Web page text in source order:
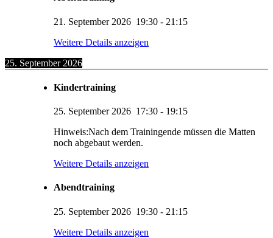
21. September 2026 19:30 - 21:15
Weitere Details anzeigen
25. September 2026
Kindertraining
25. September 2026 17:30 - 19:15
Hinweis:Nach dem Trainingende müssen die Matten
noch abgebaut werden.
Weitere Details anzeigen
Abendtraining
25. September 2026 19:30 - 21:15
Weitere Details anzeigen